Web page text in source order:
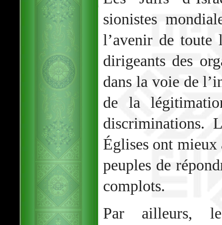
sionistes
l’avenir de toute
dirigeants des
dans la voie de
de la
discriminations.
Églises ont mieux
peuples de
complots.
Par ailleurs,